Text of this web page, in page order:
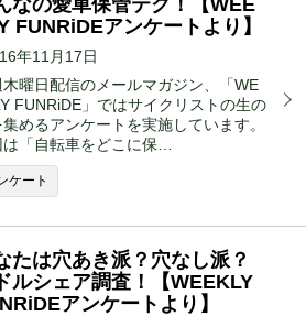
なの愛車保管テク！【WEE
FUNRiDEアンケートより】
年11月17日
木曜日配信のメールマガジン、「WE
FUNRiDE」ではサイクリストの生の
めるアンケートを実施しています。
「自転車をどこに保…
ケート
たは穴あき派？穴なし派？
ルシェア調査！【WEEKLY
アンケートより】